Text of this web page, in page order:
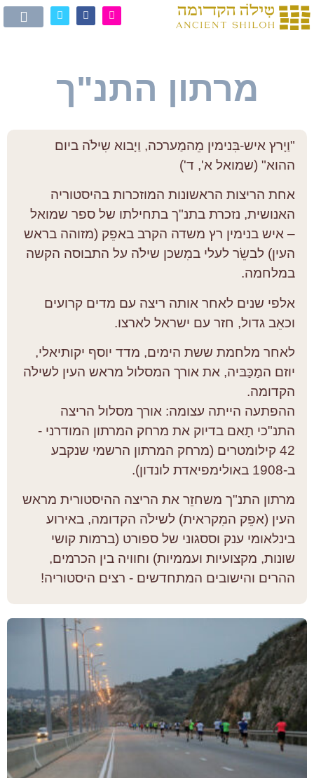
מרתון התנ"ך
"וַיָרץ איש-בִּנימין מֵהמַערכה, וַיָבוא שִילֹה ביום
ההוא" (שמואל א', ד')
אחת הריצות הראשונות המוזכרות בהיסטוריה
האנושית, נזכרת בתנ"ך בתחילתו של ספר שמואל
– איש בנימין רץ משדה הקרב באפֵק (מזוהה בראש
העין) לבשֵׂר לעלי במִשכן שילֹה על התבוסה הקשה
במלחמה.
אלפי שנים לאחר אותה ריצה עם מדים קרועים
וכאֵב גדול, חזר עם ישראל לארצו.
לאחר מלחמת ששת הימים, מדד יוסף יקותיאלי,
יוזם המַכַּבּיה, את אורך המסלול מראש העין לשילֹה
הקדומה.
ההפתעה הייתה עצומה: אורך מסלול הריצה
התנ"כי תָאם בדיוק את מרחק המרתון המודרני -
42 קילומטרים (מרחק המרתון הרשמי שנקבע
ב-1908 באולימפיאדת לונדון).
מרתון התנ"ך משחזֵר את הריצה ההיסטורית מראש
העין (אפֵק המִקראית) לשילֹה הקדומה, באירוע
בינלאומי ענק וססגוני של ספורט (ברמות קושי
שונות, מקצועיות ועממיות) וחוויה בין הכרמים,
ההרים והישובים המתחדשים - רצים היסטוריה!